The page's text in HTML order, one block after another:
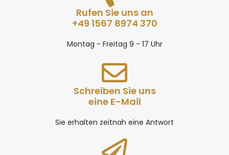
Rufen Sie uns an
+49 1567 8974 370
Montag - Freitag 9 - 17 Uhr
Schreiben Sie uns
eine E-Mail
Sie erhalten zeitnah eine Antwort